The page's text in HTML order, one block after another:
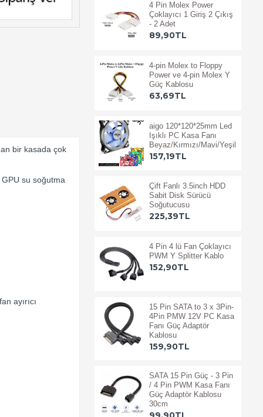
bir kasada çok
su soğutma
ayırıcı
4 Pin Molex Power
Çoklayıcı 1 Giriş 2 Çıkış
- 2 Adet
89,90TL
4-pin Molex to Floppy
Power ve 4-pin Molex Y
Güç Kablosu
63,69TL
aigo 120*120*25mm Led
Işıklı PC Kasa Fanı
Beyaz/Kırmızı/Mavi/Yeşil
157,19TL
Çift Fanlı 3.5inch HDD
Sabit Disk Sürücü
Soğutucusu
225,39TL
4 Pin 4 lü Fan Çoklayıcı
PWM Y Splitter Kablo
152,90TL
15 Pin SATA to 3 x 3Pin-
4Pin PMW 12V PC Kasa
Fanı Güç Adaptör
Kablosu
159,90TL
SATA 15 Pin Güç - 3 Pin
/ 4 Pin PWM Kasa Fanı
Güç Adaptör Kablosu
30cm